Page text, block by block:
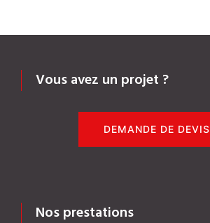
Vous avez un projet ?
DEMANDE DE DEVIS
Nos prestations